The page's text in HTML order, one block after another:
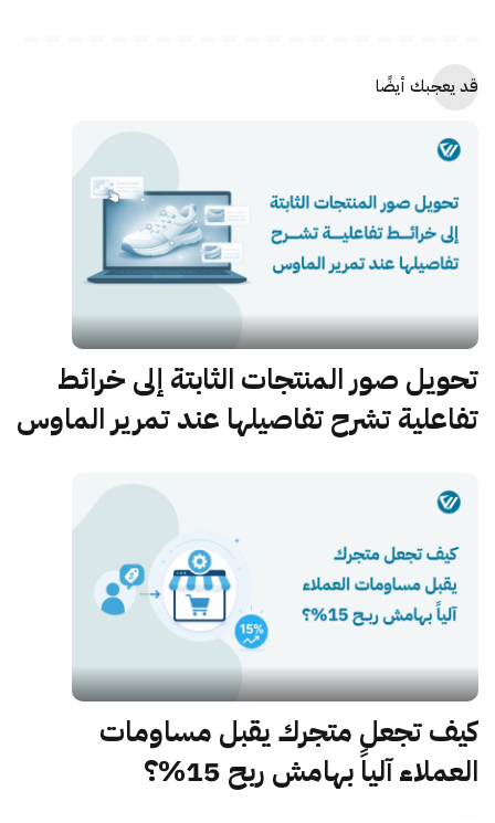
قد يعجبك أيضًا
تحويل صور المنتجات الثابتة إلى خرائط
تفاعلية تشرح تفاصيلها عند تمرير الماوس
كيف تجعل متجرك يقبل مساومات
العملاء آلياً بهامش ربح 15%؟